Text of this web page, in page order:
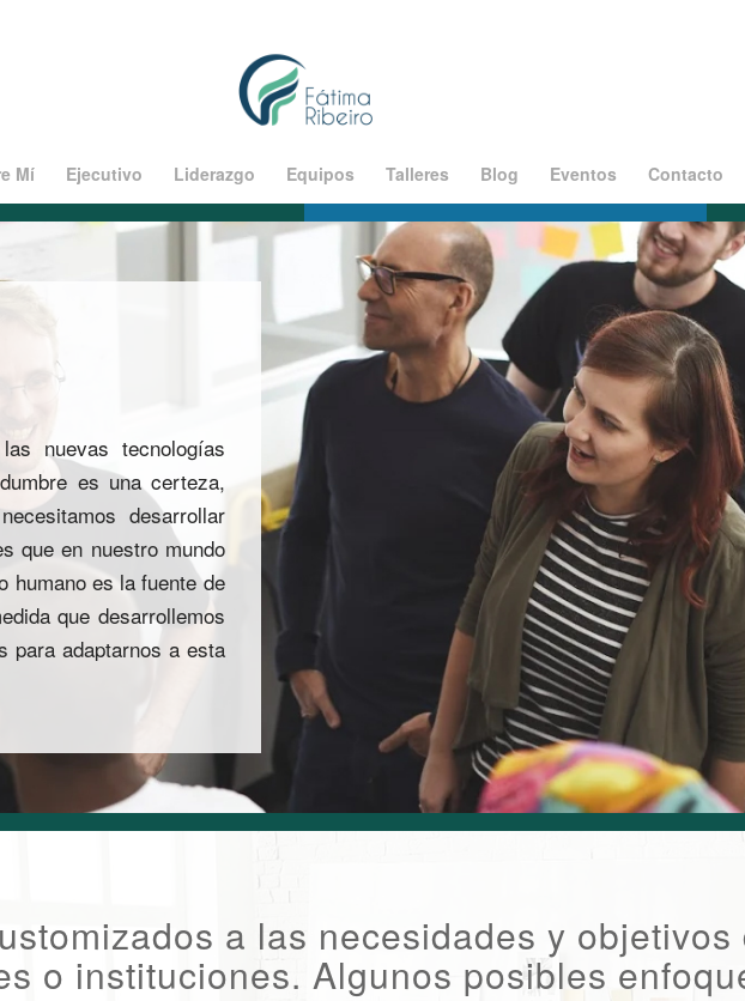
Mí Ejecutivo Liderazgo Equipos Talleres Blog Eventos Contacto
nuevas tecnologías
es una certeza,
desarrollar
que en nuestro mundo
humano es la fuente de
que desarrollemos
para adaptarnos a esta
a las necesidades y objetivos
o instituciones. Algunos posibles